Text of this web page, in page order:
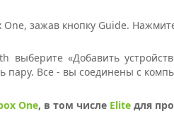
зажав кнопку Guide.
выберите «Добавить
пару. Все - вы соединены с
One, в том числе Elite для